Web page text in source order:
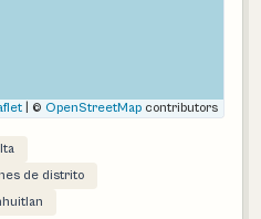
© OpenStreetMap contributors
de distrito